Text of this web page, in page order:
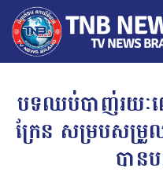
បទឈប់បាញ់រយៈព
ក្រែន សម្របស
បាន